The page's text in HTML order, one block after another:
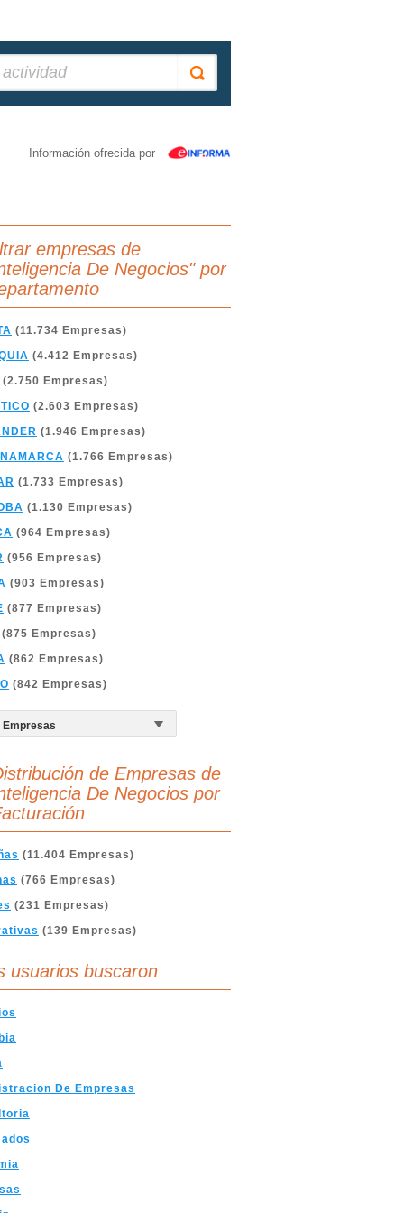
Información ofrecida por
empresas de
De Negocios" por
(11.734 Empresas)
(4.412 Empresas)
(2.750 Empresas)
(2.603 Empresas)
(1.946 Empresas)
(1.766 Empresas)
(1.733 Empresas)
(1.130 Empresas)
(964 Empresas)
(956 Empresas)
(903 Empresas)
(877 Empresas)
(875 Empresas)
(862 Empresas)
(842 Empresas)
de Empresas de
De Negocios por
(11.404 Empresas)
(766 Empresas)
(231 Empresas)
(139 Empresas)
usuarios buscaron
De Empresas